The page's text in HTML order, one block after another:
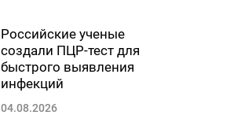
Российские ученые
создали ПЦР-тест для
быстрого выявления
инфекций
04.08.2026